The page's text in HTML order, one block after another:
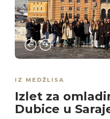
IZ MEDŽLISA
Izlet za
Dubice u